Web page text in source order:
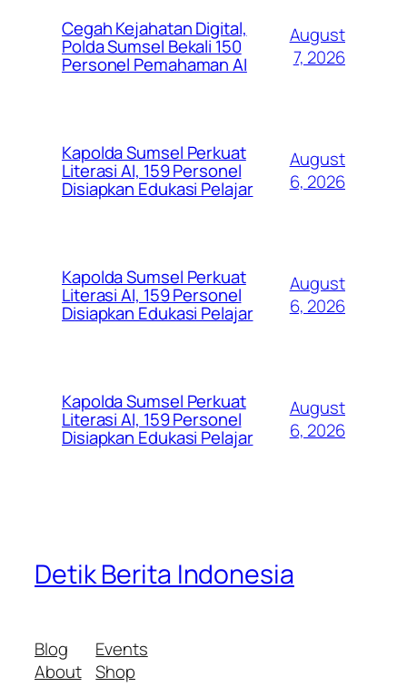
Cegah Kejahatan Digital,
Polda Sumsel Bekali 150
Personel Pemahaman AI
August
7, 2026
Kapolda Sumsel Perkuat
Literasi AI, 159 Personel
Disiapkan Edukasi Pelajar
August
6, 2026
Kapolda Sumsel Perkuat
Literasi AI, 159 Personel
Disiapkan Edukasi Pelajar
August
6, 2026
Kapolda Sumsel Perkuat
Literasi AI, 159 Personel
Disiapkan Edukasi Pelajar
August
6, 2026
Detik Berita Indonesia
Blog
About
Events
Shop